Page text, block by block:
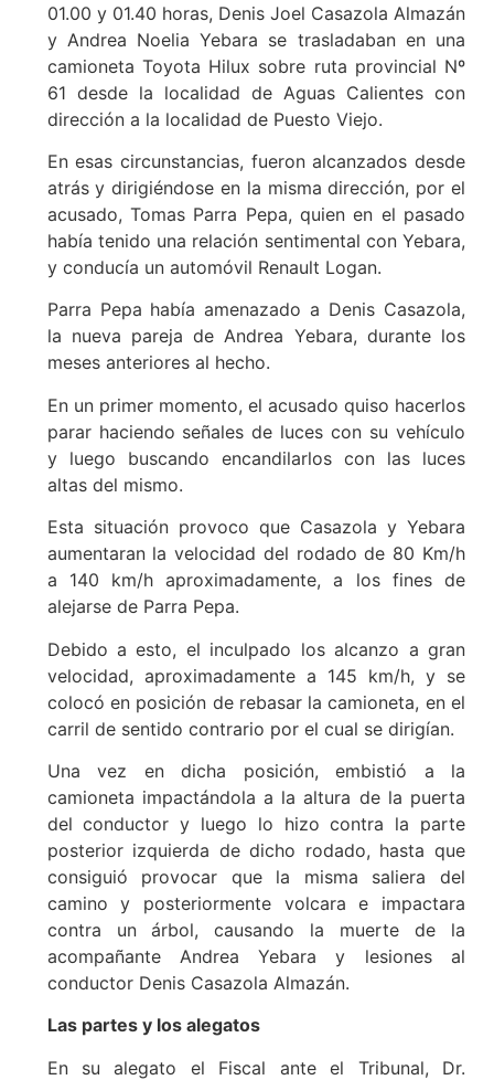
01.00 y 01.40 horas, Denis Joel Casazola Almazán
y Andrea Noelia Yebara se trasladaban en una
camioneta Toyota Hilux sobre ruta provincial Nº
61 desde la localidad de Aguas Calientes con
dirección a la localidad de Puesto Viejo.
En esas circunstancias, fueron alcanzados desde
atrás y dirigiéndose en la misma dirección, por el
acusado, Tomas Parra Pepa, quien en el pasado
había tenido una relación sentimental con Yebara,
y conducía un automóvil Renault Logan.
Parra Pepa había amenazado a Denis Casazola,
la nueva pareja de Andrea Yebara, durante los
meses anteriores al hecho.
En un primer momento, el acusado quiso hacerlos
parar haciendo señales de luces con su vehículo
y luego buscando encandilarlos con las luces
altas del mismo.
Esta situación provoco que Casazola y Yebara
aumentaran la velocidad del rodado de 80 Km/h
a 140 km/h aproximadamente, a los fines de
alejarse de Parra Pepa.
Debido a esto, el inculpado los alcanzo a gran
velocidad, aproximadamente a 145 km/h, y se
colocó en posición de rebasar la camioneta, en el
carril de sentido contrario por el cual se dirigían.
Una vez en dicha posición, embistió a la
camioneta impactándola a la altura de la puerta
del conductor y luego lo hizo contra la parte
posterior izquierda de dicho rodado, hasta que
consiguió provocar que la misma saliera del
camino y posteriormente volcara e impactara
contra un árbol, causando la muerte de la
acompañante Andrea Yebara y lesiones al
conductor Denis Casazola Almazán.
Las partes y los alegatos
En su alegato el Fiscal ante el Tribunal, Dr.